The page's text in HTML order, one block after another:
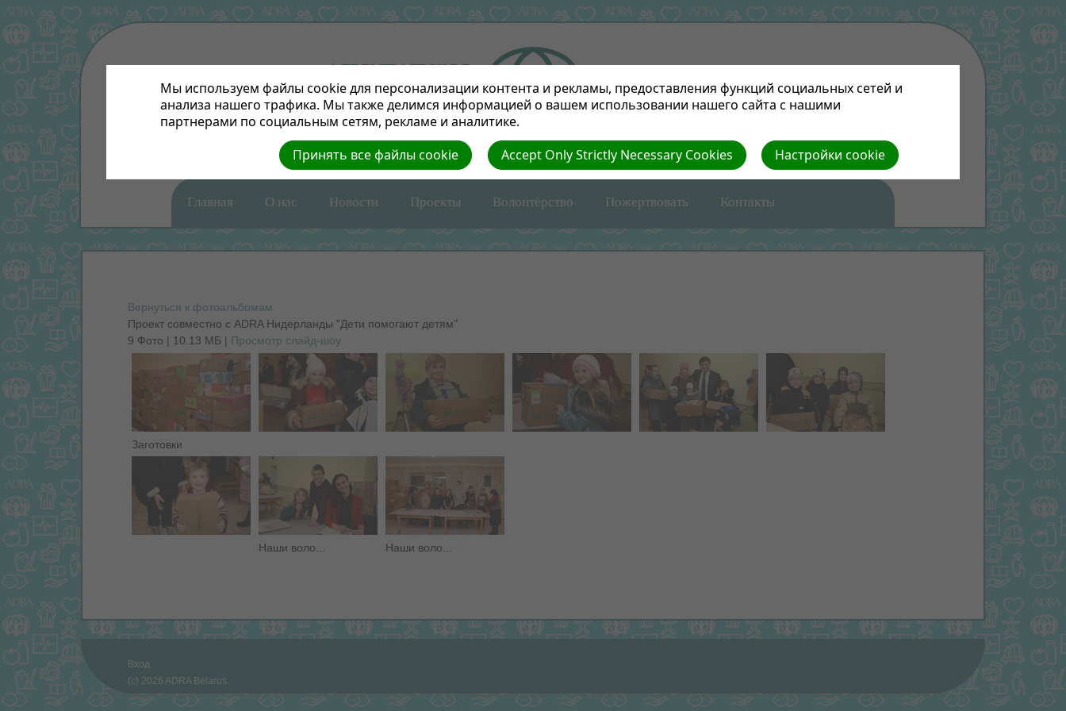
Главная О нас Новости Проекты Волонтёрство Пожертвовать Контакты
Вернуться к фотоальбомам
Проект совместно с ADRA Нидерланды "Дети помогают детям"
9 Фото | 10.13 МБ | Просмотр слайд-шоу
Заготовки
Наши воло... Наши воло...
Вход
(c) 2026 ADRA Belarus.
Мы используем файлы cookie для персонализации контента и рекламы, предоставления функций социальных сетей и
анализа нашего трафика. Мы также делимся информацией о вашем использовании нашего сайта с нашими
партнерами по социальным сетям, рекламе и аналитике.
Настройки cookie
Accept Only Strictly Necessary Cookies
Принять все файлы cookie